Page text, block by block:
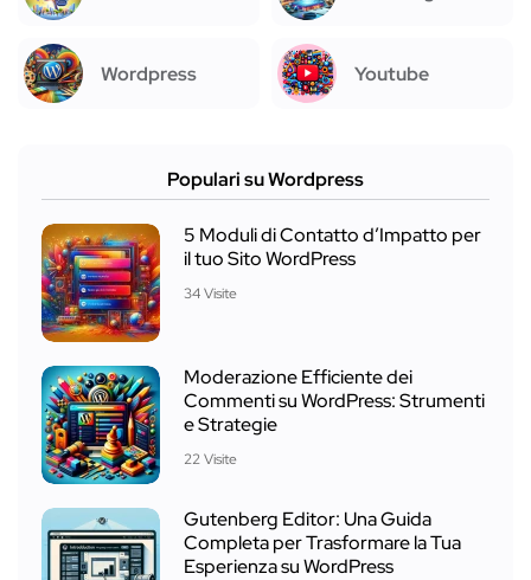
Wordpress Youtube
Populari su Wordpress
5 Moduli di Contatto d’Impatto per
il tuo Sito WordPress
34 Visite
Moderazione Efficiente dei
Commenti su WordPress: Strumenti
e Strategie
22 Visite
Gutenberg Editor: Una Guida
Completa per Trasformare la Tua
Esperienza su WordPress